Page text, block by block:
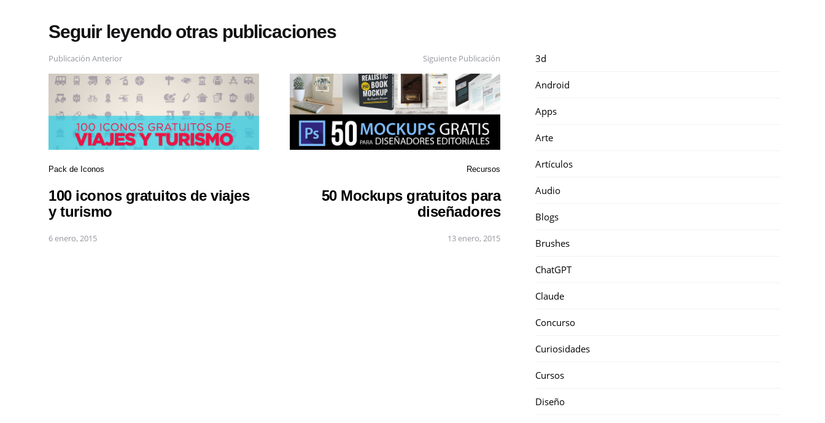
Seguir leyendo otras publicaciones
Publicación Anterior
Pack de Iconos
100 iconos gratuitos de viajes
y turismo
6 enero, 2015
Siguiente Publicación
Recursos
50 Mockups gratuitos para
diseñadores
13 enero, 2015
3d
Android
Apps
Arte
Artículos
Audio
Blogs
Brushes
ChatGPT
Claude
Concurso
Curiosidades
Cursos
Diseño